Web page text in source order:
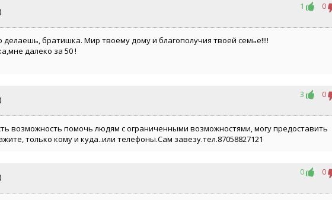
1 0
делаешь, братишка. Мир твоему дому и благополучия твоей семье!!!!
далеко за 50 !
3 0
возможность помочь людям с ограниченными возможностями, могу предоставить
только кому и куда..или телефоны.Сам завезу.тел.87058827121
0 0